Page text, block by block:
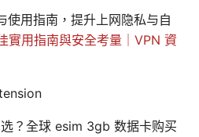
使用指南，提升上网隐私与自
實用指南與安全考量｜VPN 資
？全球 esim 3gb 数据卡购买